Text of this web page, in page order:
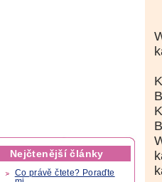
Nejčtenější články
Co právě čtete? Poraďte